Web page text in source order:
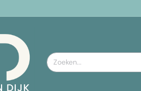
gesloten.
Zoeken